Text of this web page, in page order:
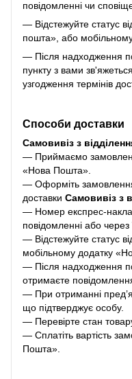
повідомленні чи
— Відстежуйте статус
пошта», або
— Після надходження
пункту з вами
узгодження термінів
Способи доставки
Самовивіз з
— Приймаємо
«Нова Пошта».
— Оформіть замовлення
доставки Самовивіз з
— Номер експрес-
повідомленні або через
— Відстежуйте статус
мобільному додатку
— Після надходження
отримаєте
— При отриманні
що підтверджує особу.
— Перевірте стан
— Сплатіть вартість
Пошта».